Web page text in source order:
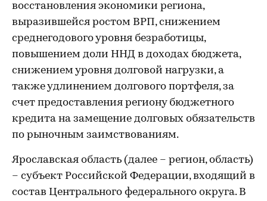
восстановления экономики региона,
выразившейся ростом ВРП, снижением
среднегодового уровня безработицы,
повышением доли ННД в доходах бюджета,
снижением уровня долговой нагрузки, а
также удлинением долгового портфеля, за
счет предоставления региону бюджетного
кредита на замещение долговых обязательств
по рыночным заимствованиям.
Ярославская область (далее – регион, область)
– субъект Российской Федерации, входящий в
состав Центрального федерального округа. В